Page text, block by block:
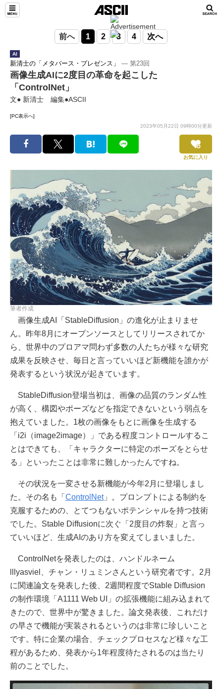
前へ 1 2 3 4 次へ
AI
新清士の「メタバース・プレゼンス」 ― 第23回
画像生成AIに2度目の革命を起こした
「ControlNet」
文● 新清士 編集●ASCII
[PC表示へ]
2023年05月22日 09時00分更新
お気に入り
筆者作成
画像生成AI「StableDiffusion」の進化が止まりませ
ん。昨年8月にオープンソースとしてリリースされてか
ら、世界中のプロアマ問わず多数の人たちが様々な研究
成果を反映させ、毎日と言っていいほど新機能を誰かが
発表するという状況が起きています。
StableDiffusion登場当初は、画像の品質のランダム性
が高く、構図やポーズなどを指定できないという弱点を
抱えていました。1枚の画像をもとに画像を生成する
「i2i（image2image）」である程度コントロールするこ
とはできても、「キャラクターに特定のポーズをとらせ
る」といったことは非常に難しかったんですね。
その状況を一変させる新機能が今年2月に登場しまし
た。その名も「 ControlNet」。プロンプトによる制約を
克服するための、とてつもないポテンシャルを持つ技術
でした。Stable Diffusionに次ぐ「2度目の炸裂」と言っ
ていいほど、生成AIのあり方を変えてしまいました。
ControlNetを発表したのは、ハンドルネーム
lllyasviel、チャン・リュミンさんという研究者です。2月
に関連論文を発表した後、2週間程度でStable Diffusion
の制作環境「A1111 Web UI」の拡張機能に組み込まれて
きたので、世界中が驚きました。論文発表後、これだけ
の早さで機能が実装されるというのは非常に珍しいこと
です。特に企業の場合、チェックプロセスなど様々な工
程があるため、発表から1年程度待たされるのは当たり
前のことでした。